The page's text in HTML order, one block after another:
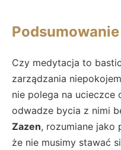
Podsumowanie
Czy medytacja to
zarządzania
nie polega na ucieczce
odwadze bycia z nimi
Zazen, rozumiane jako
że nie musimy stawać